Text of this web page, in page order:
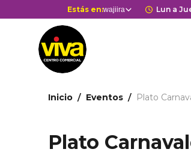
al
contenido
principal
Selector
de
centros
comerciales
Estás en:Estás en
wajiira Lun a
Ruta
de
Inicio Eventos Plato
Plato